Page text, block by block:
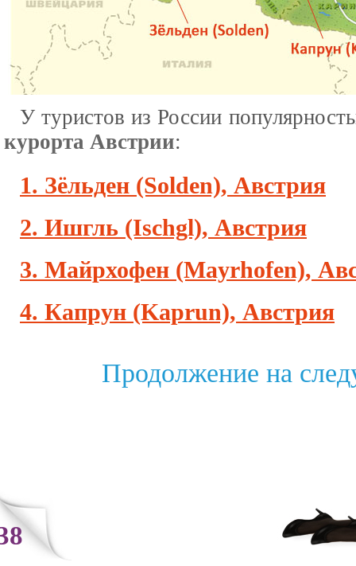
У туристов из России
курорта Австрии:
1. Зёльден (Solden), Австрия
2. Ишгль (Ischgl), Австрия
3. Майрхофен (Mayrhofen),
4. Капрун (Kaprun), Австрия
Продолжение на